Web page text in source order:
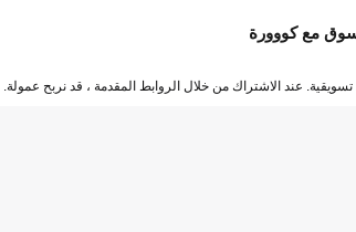
مع كووورة
عند الاشتراك من خلال الروابط المقدمة ، قد نربح عمولة.